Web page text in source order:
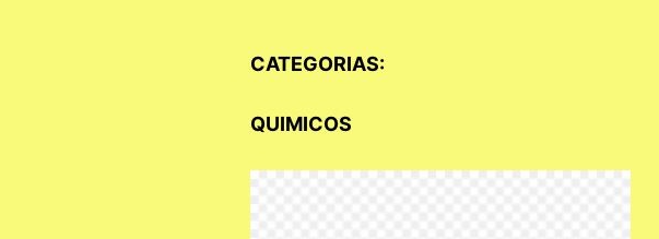
CATEGORIAS:
QUIMICOS